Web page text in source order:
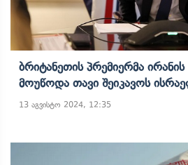
Ბრიტანეთის Პრემიერმა
Მოუწოდა Თავი Შეიკავოს
13 აგვისტო 2024, 12:35